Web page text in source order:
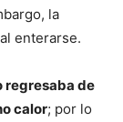
la
enterarse.
regresaba de
calor; por lo